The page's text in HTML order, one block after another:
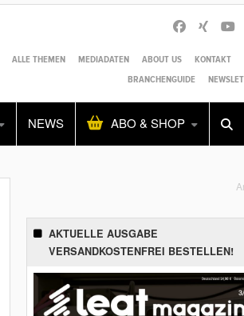
ALLE THEMEN MEDIADATEN ABOUT US KONTAKT
BRANCHENGUIDE
NEWS ABO & SHOP
Alles Shop SUCHEN
AKTUELLE AUSGABE
VERSANDKOSTENFREI BESTELLEN!